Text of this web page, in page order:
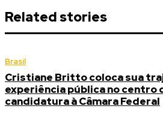
Related stories
Brasil
Cristiane Britto coloca sua
experiência pública no centro
candidatura à Câmara Federal